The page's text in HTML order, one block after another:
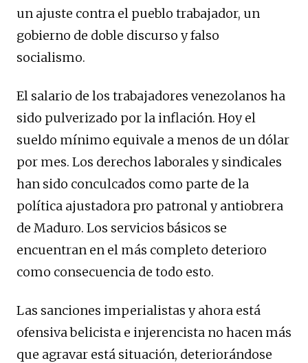
un ajuste contra el pueblo trabajador, un
gobierno de doble discurso y falso
socialismo.
El salario de los trabajadores venezolanos ha
sido pulverizado por la inflación. Hoy el
sueldo mínimo equivale a menos de un dólar
por mes. Los derechos laborales y sindicales
han sido conculcados como parte de la
política ajustadora pro patronal y antiobrera
de Maduro. Los servicios básicos se
encuentran en el más completo deterioro
como consecuencia de todo esto.
Las sanciones imperialistas y ahora está
ofensiva belicista e injerencista no hacen más
que agravar está situación, deteriorándose